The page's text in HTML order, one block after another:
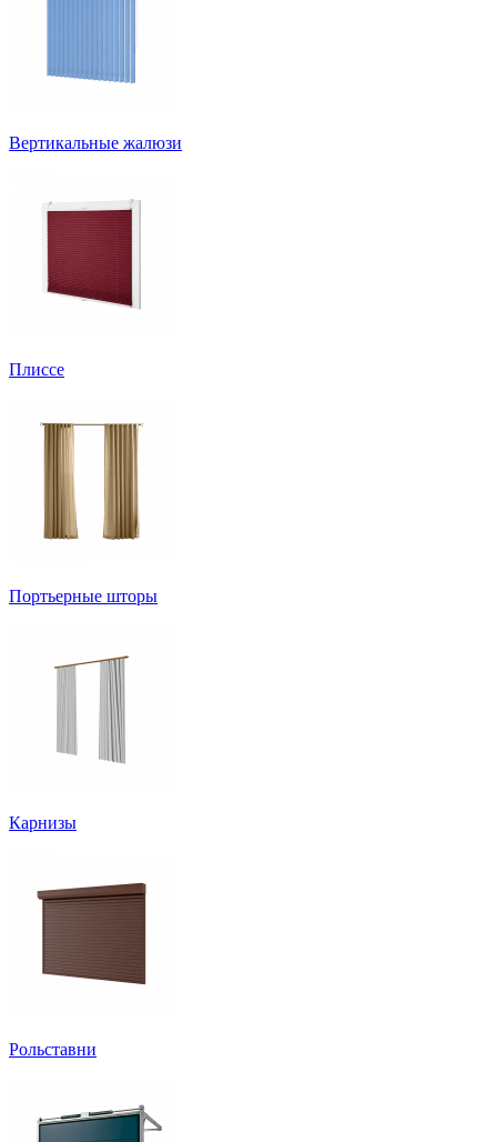
Вертикальные жалюзи
Плиссе
Портьерные шторы
Карнизы
Рольставни